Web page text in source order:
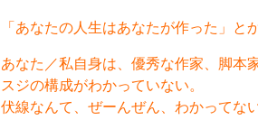
「あなたの人生はあなたが作った」と
あなた／私自身は、優秀な作家、脚本
スジの構成がわかっていない。
伏線なんて、ぜーんぜん、わかってない